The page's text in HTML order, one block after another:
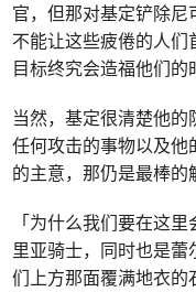
官，但那对基定铲除
不能让这些疲倦的人
目标终究会造福他们的
当然，基定很清楚他
任何攻击的事物以及
的主意，那仍是最棒的
「为什么我们要在这
里亚骑士，同时也是
们上方那面覆满地衣